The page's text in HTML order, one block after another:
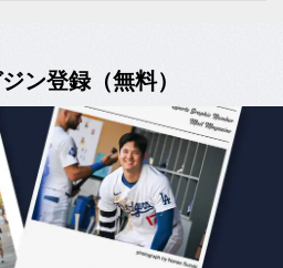
ン登録（無料）